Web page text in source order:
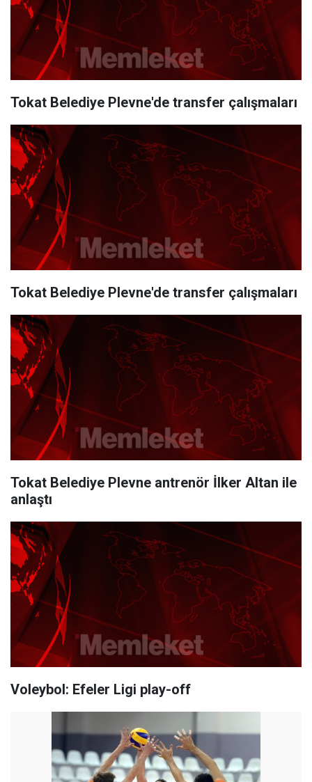
Tokat Belediye Plevne'de transfer çalışmaları
Tokat Belediye Plevne'de transfer çalışmaları
Tokat Belediye Plevne antrenör İlker Altan ile
anlaştı
Voleybol: Efeler Ligi play-off